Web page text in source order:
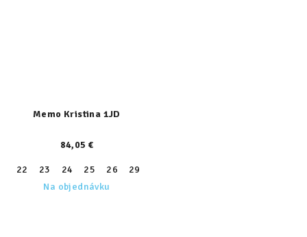
Memo Kristina 1JD
84,05 €
22 23 24 25 26 29
Na objednávku